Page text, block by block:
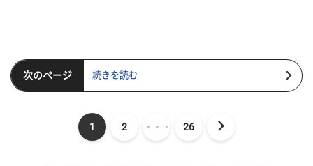
次のページ 続きを読む
1 2 ・・・ 26